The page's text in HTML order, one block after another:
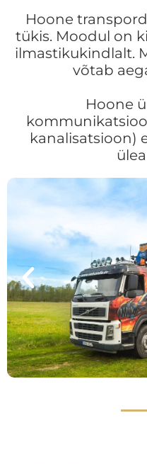
Hoone
tükis. Moodul on
ilmastikukindlalt.
võtab
Hoone
kanalisatsioon)